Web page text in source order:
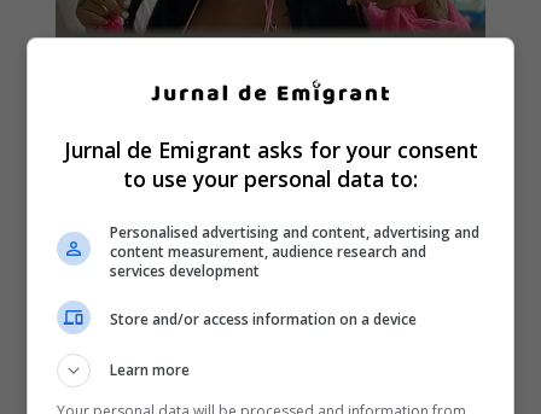
Jurnal de Emigrant asks for your consent
to use your personal data to:
Personalised advertising and content, advertising and
content measurement, audience research and
services development
Store and/or access information on a device
Learn more